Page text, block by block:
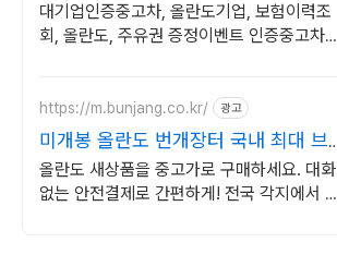
대기업인증중고차, 올란도기업, 보험이력조
회, 올란도, 주유권 증정이벤트 인증중고차 7
https://m.bunjang.co.kr/ 광고
미개봉 올란도 번개장터 국내 최대 브
랜드 중고거래
올란도 새상품을 중고가로 구매하세요. 대화
없는 안전결제로 간편하게! 전국 각지에서 올